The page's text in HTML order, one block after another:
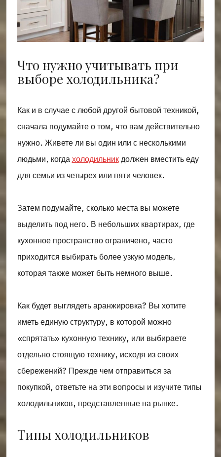
Что нужно учитывать при
выборе холодильника?
Как и в случае с любой другой бытовой техникой,
сначала подумайте о том, что вам действительно
нужно. Живете ли вы один или с несколькими
людьми, когдахолодильникдолжен вместить еду
для семьи из четырех или пяти человек.
Затем подумайте, сколько места вы можете
выделить под него. В небольших квартирах, где
кухонное пространство ограничено, часто
приходится выбирать более узкую модель,
которая также может быть немного выше.
Как будет выглядеть аранжировка? Вы хотите
иметь единую структуру, в которой можно
«спрятать» кухонную технику, или выбираете
отдельно стоящую технику, исходя из своих
сбережений? Прежде чем отправиться за
покупкой, ответьте на эти вопросы и изучите типы
холодильников, представленные на рынке.
Типы холодильников